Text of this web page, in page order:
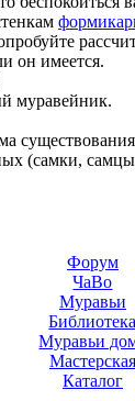
он имеется.
муравейник.
(самки,
Форум
ЧаВо
Муравьи
Муравьи
Мастерская
Каталог